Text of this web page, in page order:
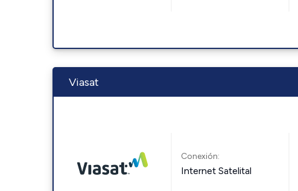
Viasat
Conexión:
Internet Satelital